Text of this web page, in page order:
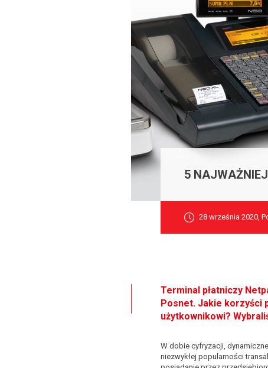
5
28 września 2020,
Terminal płatniczy
Posnet. Jakie korzyści
użytkownikowi?
W dobie cyfryzacji,
niezwykłej popularności